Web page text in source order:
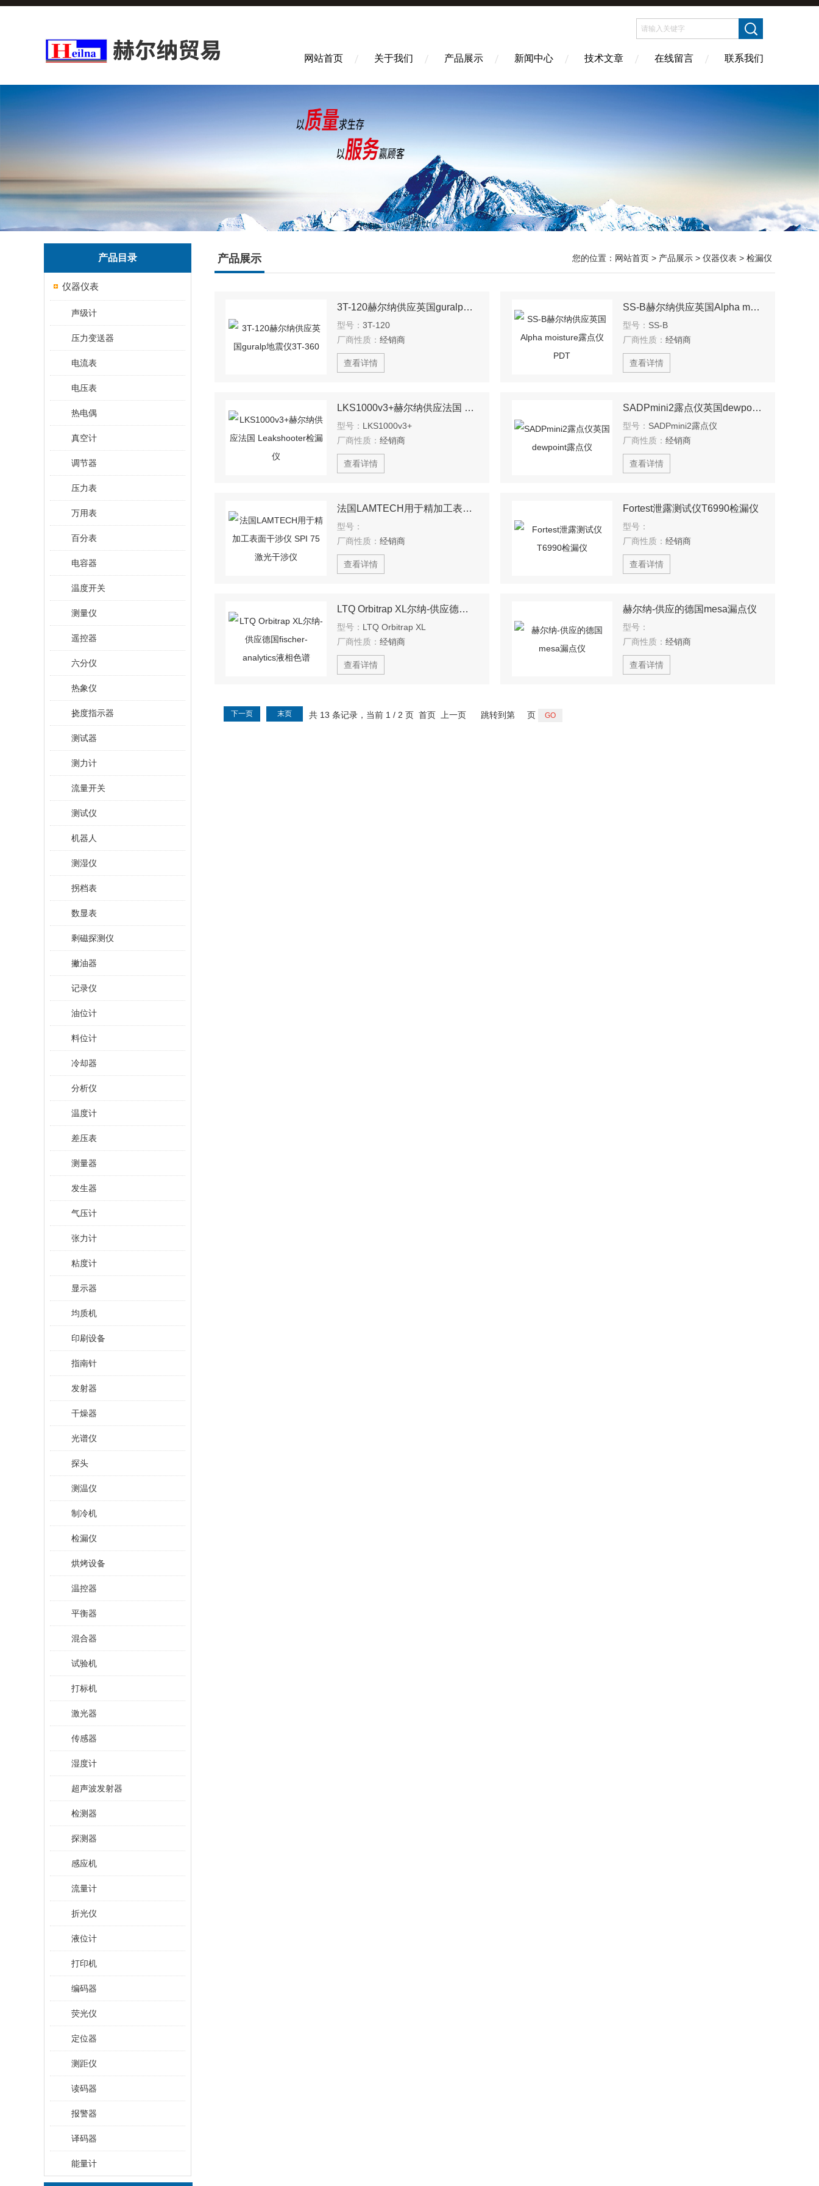
网站首页 关于我们 产品展示 新闻中心 技术文章 在线留言 联系我们
产品目录
仪器仪表
声级计
压力变送器
电流表
电压表
热电偶
真空计
调节器
压力表
万用表
百分表
电容器
温度开关
测量仪
遥控器
六分仪
热象仪
挠度指示器
测试器
测力计
流量开关
测试仪
机器人
测湿仪
拐档表
数显表
剩磁探测仪
撇油器
记录仪
油位计
料位计
冷却器
分析仪
温度计
差压表
测量器
发生器
气压计
张力计
粘度计
显示器
均质机
印刷设备
指南针
发射器
干燥器
光谱仪
探头
测温仪
制冷机
检漏仪
烘烤设备
温控器
平衡器
混合器
试验机
打标机
激光器
传感器
湿度计
超声波发射器
检测器
探测器
感应机
流量计
折光仪
液位计
打印机
编码器
荧光仪
定位器
测距仪
读码器
报警器
译码器
能量计
产品展示 您的位置： 网站首页 > 产品展示 > 仪器仪表 > 检漏仪
3T-120赫尔纳供应英国guralp地震仪3T-360
型号： 3T-120
厂商性质： 经销商
查看详情
SS-B赫尔纳供应英国Alpha moisture露点仪PDT
型号： SS-B
厂商性质： 经销商
查看详情
LKS1000v3+赫尔纳供应法国 Leakshooter检漏仪
型号： LKS1000v3+
厂商性质： 经销商
查看详情
SADPmini2露点仪英国dewpoint露点仪
型号： SADPmini2露点仪
厂商性质： 经销商
查看详情
法国LAMTECH用于精加工表面干涉仪 SPI 75 激光干涉仪
型号：
厂商性质： 经销商
查看详情
Fortest泄露测试仪T6990检漏仪
型号：
厂商性质： 经销商
查看详情
LTQ Orbitrap XL尔纳-供应德国fischer-analytics液相色谱
型号： LTQ Orbitrap XL
厂商性质： 经销商
查看详情
赫尔纳-供应的德国mesa漏点仪
型号：
厂商性质： 经销商
查看详情
共 13 条记录，当前 1 / 2 页 首页 上一页
下一页 末页 跳转到第 页